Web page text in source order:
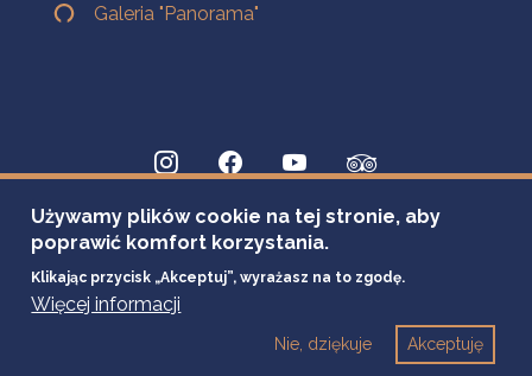
Galeria "Panorama"
Używamy plików cookie na tej stronie, aby
poprawić komfort korzystania.
Klikając przycisk „Akceptuj”, wyrażasz na to zgodę.
Więcej informacji
Akceptuję
Nie, dziękuje